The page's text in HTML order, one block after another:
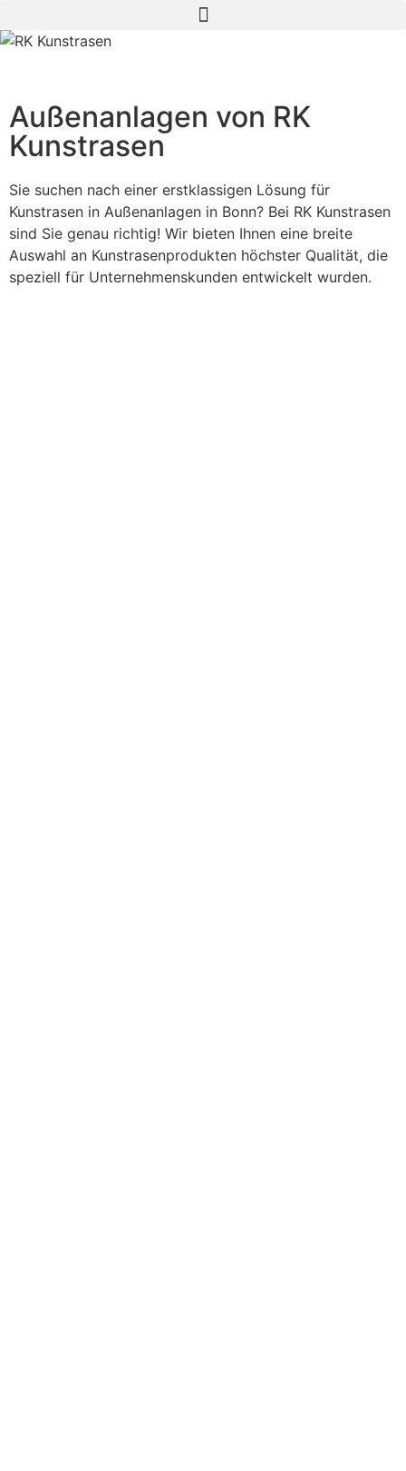
Außenanlagen von RK
Kunstrasen
Sie suchen nach einer erstklassigen Lösung für
Kunstrasen in Außenanlagen in Bonn? Bei RK Kunstrasen
sind Sie genau richtig! Wir bieten Ihnen eine breite
Auswahl an Kunstrasenprodukten höchster Qualität, die
speziell für Unternehmenskunden entwickelt wurden.